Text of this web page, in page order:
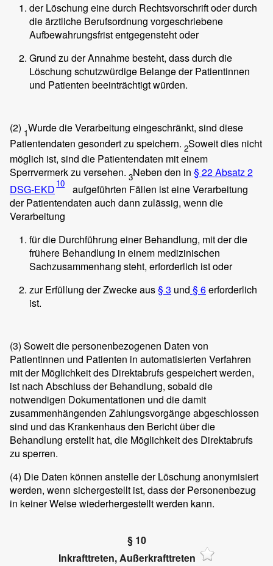
der Löschung eine durch Rechtsvorschrift oder durch
die ärztliche Berufsordnung vorgeschriebene
Aufbewahrungsfrist entgegensteht oder
Grund zu der Annahme besteht, dass durch die
Löschung schutzwürdige Belange der Patientinnen
und Patienten beeinträchtigt würden.
(2) 1Wurde die Verarbeitung eingeschränkt, sind diese
Patientendaten gesondert zu speichern. 2Soweit dies nicht
möglich ist, sind die Patientendaten mit einem
Sperrvermerk zu versehen. 3Neben den in § 22 Absatz 2
DSG-EKD 10
aufgeführten Fällen ist eine Verarbeitung
der Patientendaten auch dann zulässig, wenn die
Verarbeitung
für die Durchführung einer Behandlung, mit der die
frühere Behandlung in einem medizinischen
Sachzusammenhang steht, erforderlich ist oder
zur Erfüllung der Zwecke aus§ 3 und § 6erforderlich
ist.
(3) Soweit die personenbezogenen Daten von
Patientinnen und Patienten in automatisierten Verfahren
mit der Möglichkeit des Direktabrufs gespeichert werden,
ist nach Abschluss der Behandlung, sobald die
notwendigen Dokumentationen und die damit
zusammenhängenden Zahlungsvorgänge abgeschlossen
sind und das Krankenhaus den Bericht über die
Behandlung erstellt hat, die Möglichkeit des Direktabrufs
zu sperren.
(4) Die Daten können anstelle der Löschung anonymisiert
werden, wenn sichergestellt ist, dass der Personenbezug
in keiner Weise wiederhergestellt werden kann.
§ 10
Inkrafttreten, Außerkrafttreten